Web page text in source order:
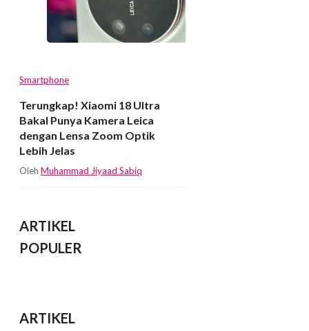
Smartphone
Terungkap! Xiaomi 18 Ultra
Bakal Punya Kamera Leica
dengan Lensa Zoom Optik
Lebih Jelas
Oleh Muhammad Jiyaad Sabiq
ARTIKEL
POPULER
ARTIKEL